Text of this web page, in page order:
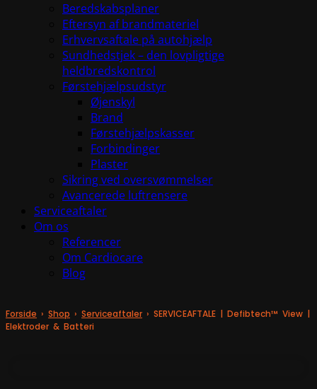
Beredskabsplaner
Eftersyn af brandmateriel
Erhvervsaftale på autohjælp
Sundhedstjek – den lovpligtige
heldbredskontrol
Førstehjælpsudstyr
Øjenskyl
Brand
Førstehjælpskasser
Forbindinger
Plaster
Sikring ved oversvømmelser
Avancerede luftrensere
Serviceaftaler
Om os
Referencer
Om Cardiocare
Blog
Forside › Shop › Serviceaftaler › SERVICEAFTALE | Defibtech™ View |
Elektroder & Batteri